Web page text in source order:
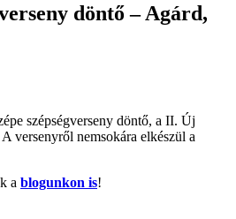
döntő – Agárd,
szépségverseny döntő, a II. Új
versenyről nemsokára elkészül a
a blogunkon is!